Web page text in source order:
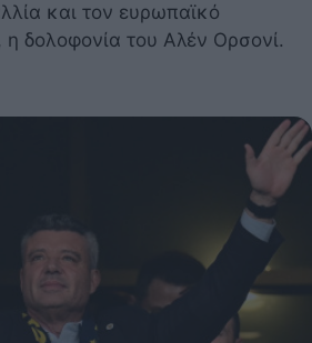
και τον ευρωπαϊκό
δολοφονία του Αλέν Ορσονί.